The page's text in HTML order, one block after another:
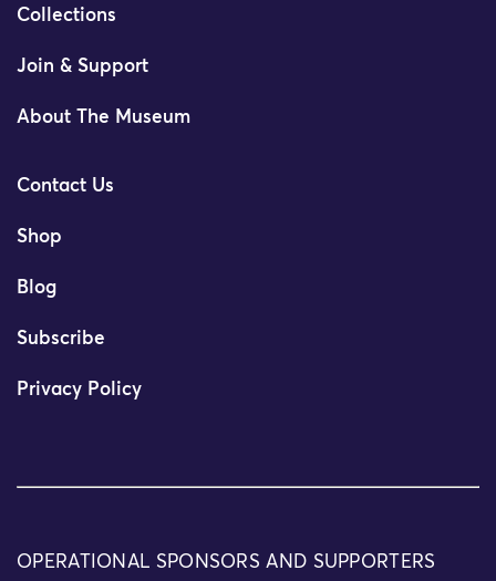
Collections
Join & Support
About The Museum
Contact Us
Shop
Blog
Subscribe
Privacy Policy
OPERATIONAL SPONSORS AND SUPPORTERS